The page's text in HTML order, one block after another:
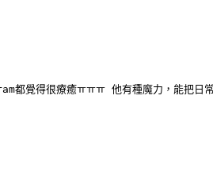
都覺得很療癒ㅠㅠㅠ 他有種魔力，能把日